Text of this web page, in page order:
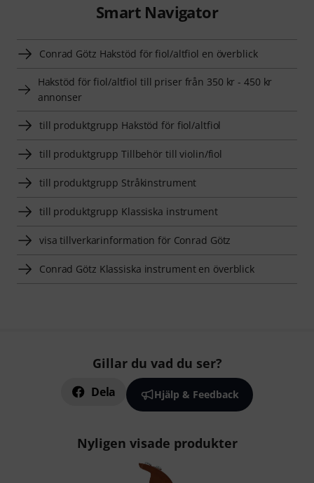
Smart Navigator
Conrad Götz Hakstöd för fiol/altfiol en överblick
Hakstöd för fiol/altfiol till priser från 350 kr - 450 kr
annonser
till produktgrupp Hakstöd för fiol/altfiol
till produktgrupp Tillbehör till violin/fiol
till produktgrupp Stråkinstrument
till produktgrupp Klassiska instrument
visa tillverkarinformation för Conrad Götz
Conrad Götz Klassiska instrument en överblick
Gillar du vad du ser?
Dela Hjälp & Feedback
Nyligen visade produkter